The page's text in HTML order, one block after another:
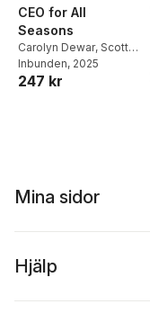
CEO for All
Seasons
Carolyn Dewar, Scott
Keller,Vikram Malhotra
Kurt Strovink
Inbunden, 2025
247 kr
Mina sidor
Hjälp